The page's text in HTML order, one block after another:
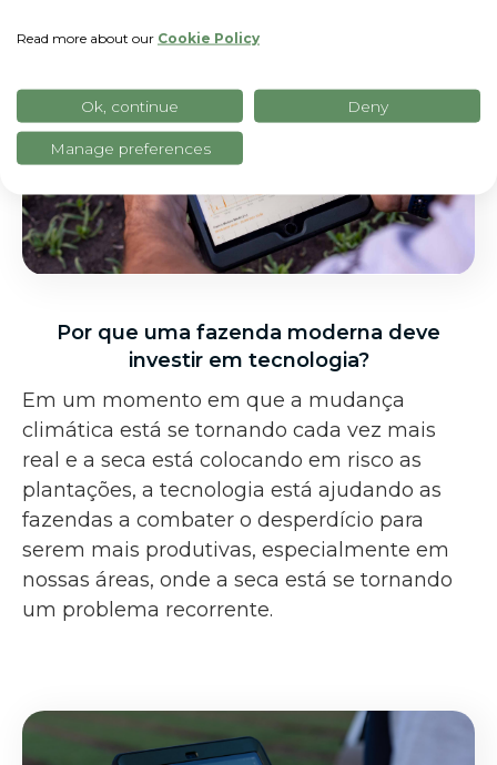
Por que uma fazenda moderna deve
investir em tecnologia?
Em um momento em que a mudança
climática está se tornando cada vez mais
real e a seca está colocando em risco as
plantações, a tecnologia está ajudando as
fazendas a combater o desperdício para
serem mais produtivas, especialmente em
nossas áreas, onde a seca está se tornando
um problema recorrente.
Read more about our Cookie Policy
Ok, continue Deny
Manage preferences